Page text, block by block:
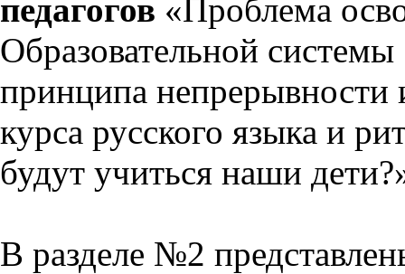
педагогов «Проблема
Образовательной
принципа непрерывности
курса русского языка и
будут учиться наши
В разделе №2